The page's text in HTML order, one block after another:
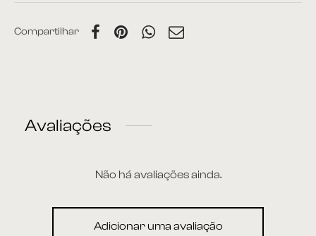
Compartilhar
Avaliações
Não há avaliações ainda.
Adicionar uma avaliação